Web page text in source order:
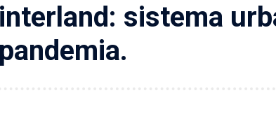
sistema